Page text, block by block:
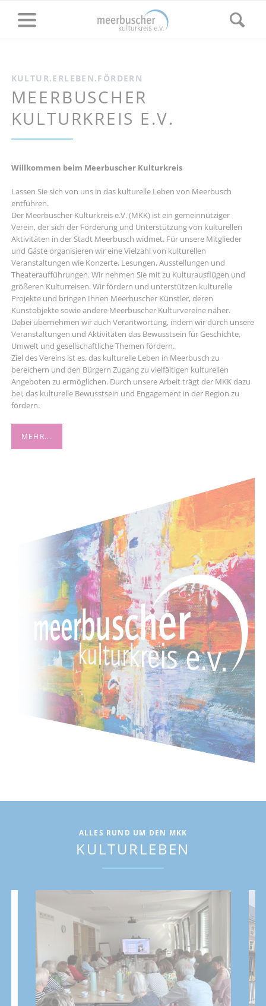
KULTUR.ERLEBEN.FÖRDERN
MEERBUSCHER
KULTURKREIS E.V.
Willkommen beim Meerbuscher Kulturkreis
Lassen Sie sich von uns in das kulturelle Leben von Meerbusch
entführen.
Der Meerbuscher Kulturkreis e.V. (MKK) ist ein gemeinnütziger
Verein, der sich der Förderung und Unterstützung von kulturellen
Aktivitäten in der Stadt Meerbusch widmet. Für unsere Mitglieder
und Gäste organisieren wir eine Vielzahl von kulturellen
Veranstaltungen wie Konzerte, Lesungen, Ausstellungen und
Theateraufführungen. Wir nehmen Sie mit zu Kulturausflügen und
größeren Kulturreisen. Wir fördern und unterstützen kulturelle
Projekte und bringen Ihnen Meerbuscher Künstler, deren
Kunstobjekte sowie andere Meerbuscher Kulturvereine näher.
Dabei übernehmen wir auch Verantwortung, indem wir durch unsere
Veranstaltungen und Aktivitäten das Bewusstsein für Geschichte,
Umwelt und gesellschaftliche Themen fördern.
Ziel des Vereins ist es, das kulturelle Leben in Meerbusch zu
bereichern und den Bürgern Zugang zu vielfältigen kulturellen
Angeboten zu ermöglichen. Durch unsere Arbeit trägt der MKK dazu
bei, das kulturelle Bewusstsein und Engagement in der Region zu
fördern.
MEHR...
ALLES RUND UM DEN MKK
KULTURLEBEN